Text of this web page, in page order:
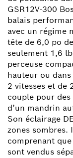
GSR12V-300
balais
avec un régime
tête de 6,0 po
seulement 1,6
perceuse
hauteur ou
2 vitesses et de
couple pour des
d’un mandrin
Son éclairage
zones sombres.
comprenant
sont vendus